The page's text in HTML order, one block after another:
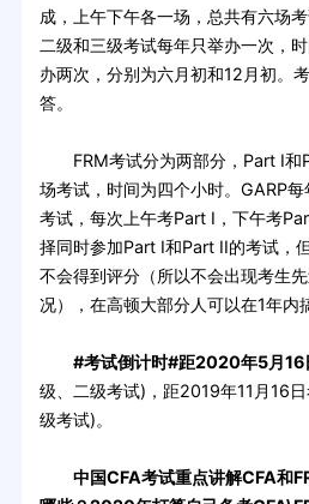
成，上午下午各一场，总共有六场
二级和三级考试每年只举办一次，
办两次，分别为六月初和12月初。
答。
FRM考试分为两部分，Part I和
场考试，时间为四个小时。GARP
考试，每次上午考Part I，下午考
择同时参加Part I和Part II的考试，
不会得到评分（所以不会出现考生
况），在高顿大部分人可以在1年内
#考试倒计时#距2020年5月16
级、二级考试)，距2019年11月16
级考试)。
中国CFA考试重点讲解CFA和